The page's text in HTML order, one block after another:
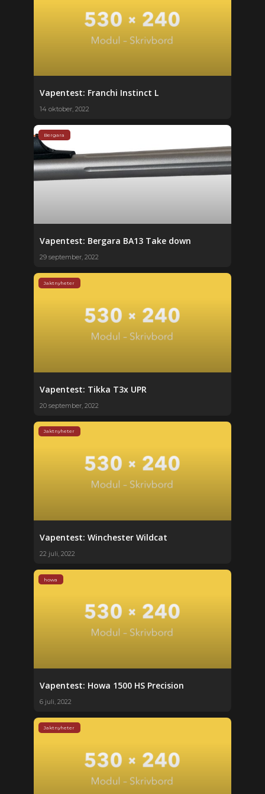
Vapentest: Franchi Instinct L
14 oktober, 2022
Bergara
Vapentest: Bergara BA13 Take down
29 september, 2022
Jaktnyheter
Vapentest: Tikka T3x UPR
20 september, 2022
Jaktnyheter
Vapentest: Winchester Wildcat
22 juli, 2022
howa
Vapentest: Howa 1500 HS Precision
6 juli, 2022
Jaktnyheter